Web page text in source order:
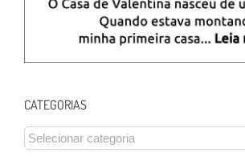
CATEGORIAS
CATEGORIAS